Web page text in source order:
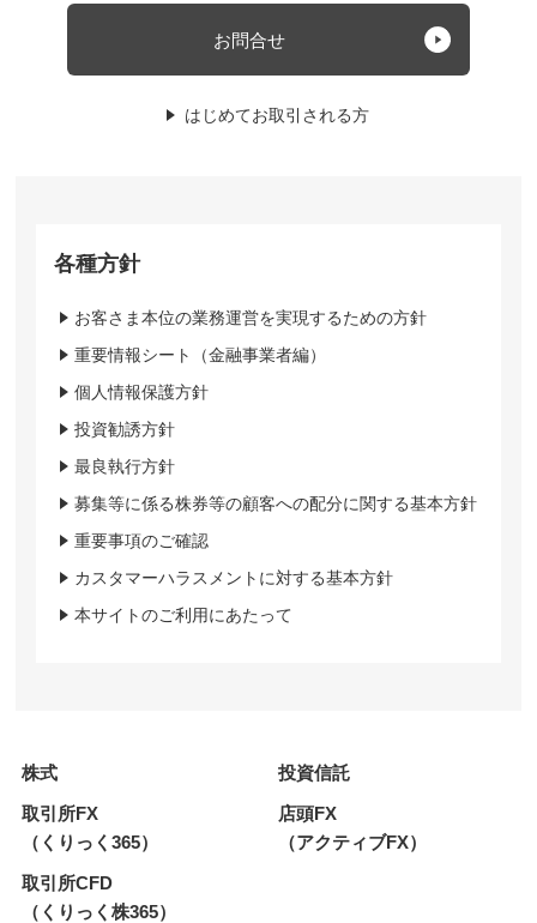
お問合せ
はじめてお取引される方
各種方針
お客さま本位の業務運営を実現するための方針
重要情報シート（金融事業者編）
個人情報保護方針
投資勧誘方針
最良執行方針
募集等に係る株券等の顧客への配分に関する基本方針
重要事項のご確認
カスタマーハラスメントに対する基本方針
本サイトのご利用にあたって
株式
投資信託
取引所FX
（くりっく365）
店頭FX
（アクティブFX）
取引所CFD
（くりっく株365）